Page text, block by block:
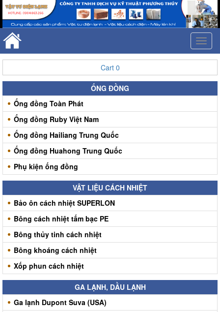
Cart 0
ỐNG ĐỒNG
Ống đồng Toàn Phát
Ống đồng Ruby Việt Nam
Ống đồng Hailiang Trung Quốc
Ống đồng Huahong Trung Quốc
Phụ kiện ống đồng
VẬT LIỆU CÁCH NHIỆT
Bảo ôn cách nhiệt SUPERLON
Bông cách nhiệt tấm bạc PE
Bông thủy tinh cách nhiệt
Bông khoáng cách nhiệt
Xốp phun cách nhiệt
GA LẠNH, DẦU LẠNH
Ga lạnh Dupont Suva (USA)